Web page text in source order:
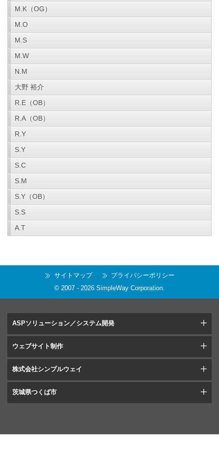
M.K（OG）
M.O
M.S
M.W
N.M
大野 裕介
R.E（OB）
R.A（OB）
R.Y
S.Y
S.C
S.M
S.Y（OB）
S.S
A.T
サイトマップ
プライバシーポリシー
© 2007 - 2026 SimpleWay Corporation.
ASPソリューション／システム開発
ウェブサイト制作
株式会社シンプルウェイ
茨城県つくば市